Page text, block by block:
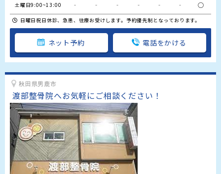
土曜日9:00~13:00 ‐ ‐ ‐ ‐ ‐ ‐ ○
日曜日祝日休診、急患、往療お受けします。予約優先制となっております。
ネット予約 電話をかける
秋田県男鹿市
渡部整骨院へお気軽にご相談ください！